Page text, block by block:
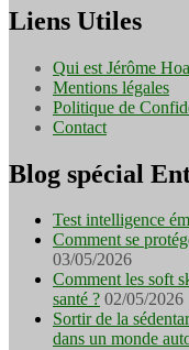
Liens Utiles
Qui est Jérôme
Mentions légales
Politique de
Contact
Blog spécial
Test intelligence
Comment se
03/05/2026
Comment les soft
santé ? 02/05/2026
Sortir de la
dans un monde